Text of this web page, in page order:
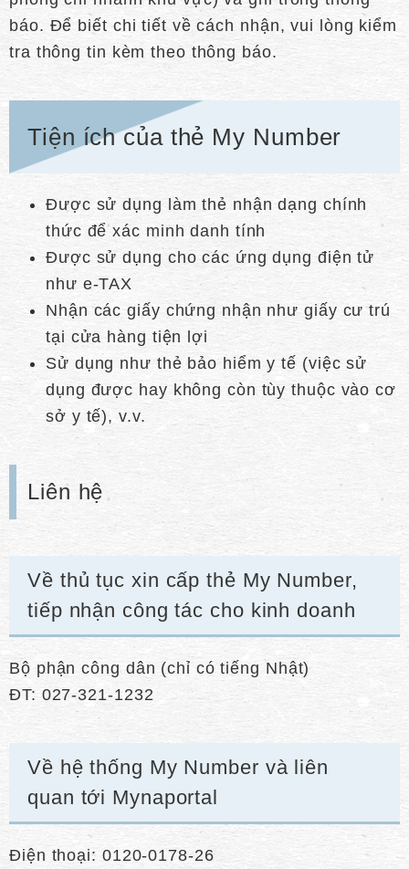
báo. Để biết chi tiết về cách nhận, vui lòng kiểm
tra thông tin kèm theo thông báo.
Tiện ích của thẻ My Number
Được sử dụng làm thẻ nhận dạng chính
thức để xác minh danh tính
Được sử dụng cho các ứng dụng điện tử
như e-TAX
Nhận các giấy chứng nhận như giấy cư trú
tại cửa hàng tiện lợi
Sử dụng như thẻ bảo hiểm y tế (việc sử
dụng được hay không còn tùy thuộc vào cơ
sở y tế), v.v.
Liên hệ
Về thủ tục xin cấp thẻ My Number,
tiếp nhận công tác cho kinh doanh
Bộ phận công dân (chỉ có tiếng Nhật)
ĐT: 027-321-1232
Về hệ thống My Number và liên
quan tới Mynaportal
Điện thoại: 0120-0178-26